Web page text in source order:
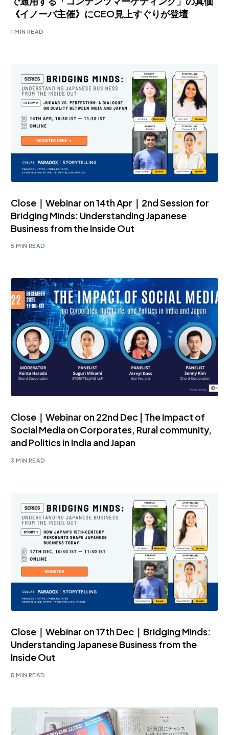
《イノーバ主催》にCEO見上すぐりが登壇
1 MIN READ
Close｜Webinar on 14th Apr｜2nd Session for
Bridging Minds: Understanding Japanese
Business from the Inside Out
5 MIN READ
Close｜Webinar on 22nd Dec | The Impact of
Social Media on Corporates, Rural community,
and Politics in India and Japan
3 MIN READ
Close｜Webinar on 17th Dec｜Bridging Minds:
Understanding Japanese Business from the
Inside Out
5 MIN READ